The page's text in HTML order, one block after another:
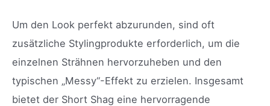
Um den Look perfekt abzurunden, sind oft
zusätzliche Stylingprodukte erforderlich, um die
einzelnen Strähnen hervorzuheben und den
typischen „Messy“-Effekt zu erzielen. Insgesamt
bietet der Short Shag eine hervorragende